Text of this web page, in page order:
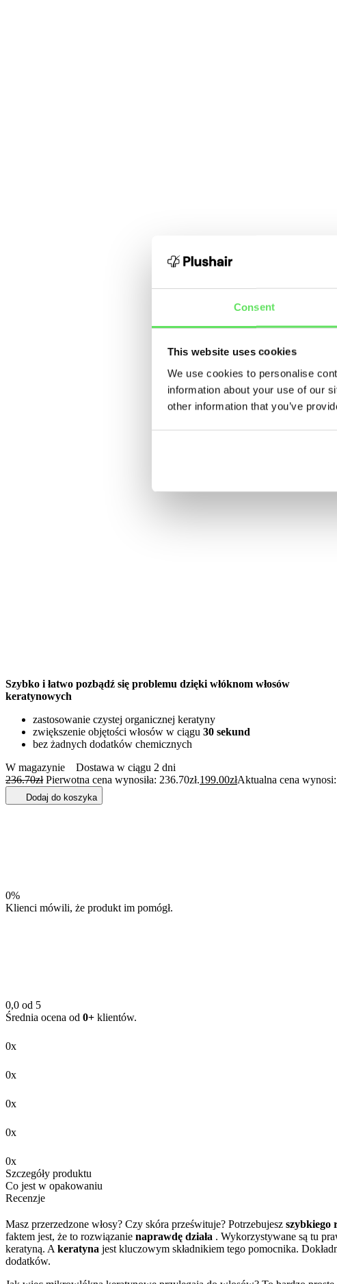
Consent
This website uses cookies
We use cookies to personalise
information about your use of our
other information that you’ve
Szybko i łatwo pozbądź się problemu dzięki włóknom włosów
keratynowych
zastosowanie czystej organicznej keratyny
zwiększenie objętości włosów w ciągu 30 sekund
bez żadnych dodatków chemicznych
W magazynie
Dostawa w ciągu 2 dni
236.70zł Pierwotna cena wynosiła: 236.70zł.199.00złAktualna cena wynosi:
Dodaj do koszyka
0%
Klienci mówili, że produkt im pomógł.
0,0 od 5
Średnia ocena od 0+ klientów.
0x
0x
0x
0x
0x
Szczegóły produktu
Co jest w opakowaniu
Recenzje
Masz przerzedzone włosy? Czy skóra prześwituje? Potrzebujesz szybkiego
faktem jest, że to rozwiązanie naprawdę działa . Wykorzystywane są tu
keratyną. A keratyna jest kluczowym składnikiem tego pomocnika.
dodatków.